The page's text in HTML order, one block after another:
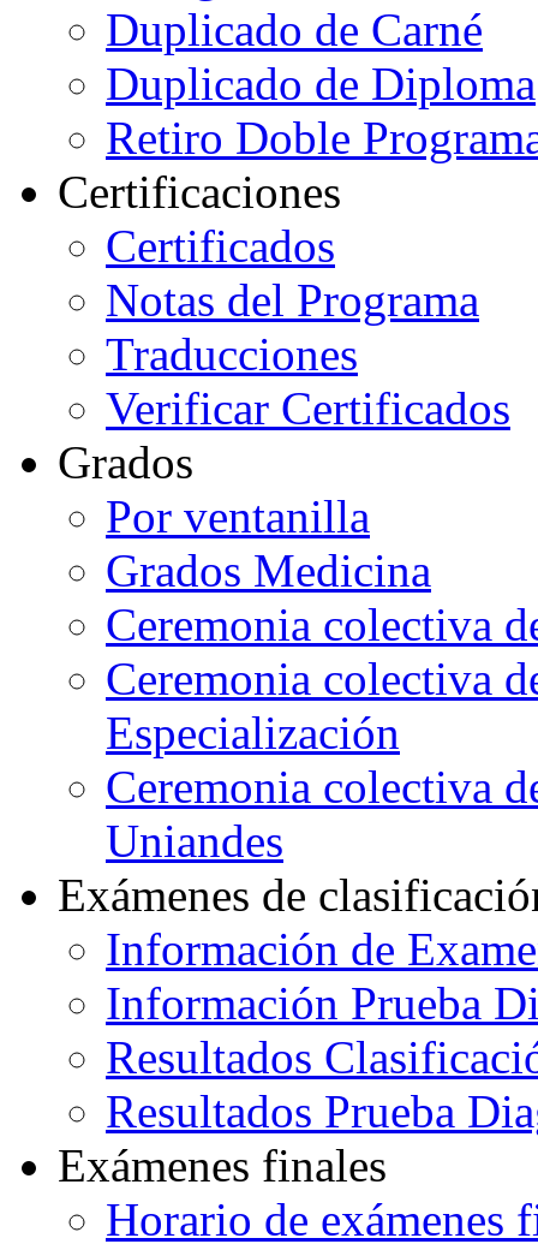
Duplicado de Carné
Duplicado de Diploma
Retiro Doble
Certificaciones
Certificados
Notas del Programa
Traducciones
Verificar Certificados
Grados
Por ventanilla
Grados Medicina
Ceremonia colectiva
Ceremonia colectiva
Especialización
Ceremonia colectiva
Uniandes
Exámenes de
Información de
Información Prueba
Resultados
Resultados Prueba
Exámenes finales
Horario de exámenes